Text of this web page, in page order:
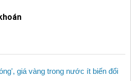
giá vàng trong nước ít biến đổi